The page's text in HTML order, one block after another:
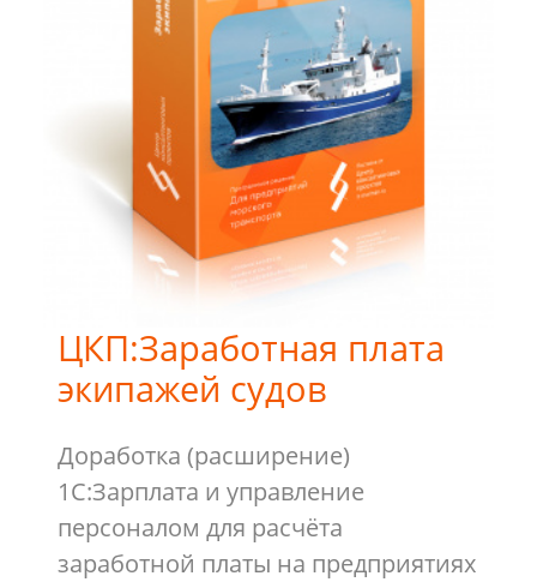
ЦКП:Заработная плата
экипажей судов
Доработка (расширение)
1С:Зарплата и управление
персоналом для расчёта
заработной платы на предприятиях